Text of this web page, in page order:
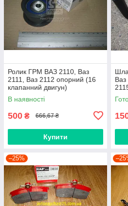
Ролик ГРМ ВАЗ 2110, Ваз
2111, Ваз 2112 опорний (16
клапанний двигун)
В наявності
500 ₴ 666,67 ₴
Купити
–25%